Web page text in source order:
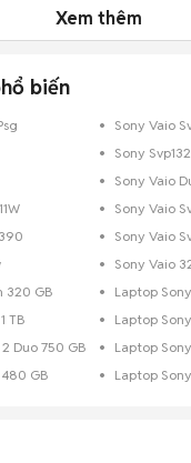
Xem thêm
biến
Sony Vaio
Sony
Sony Vaio
Sony Vaio
Sony Vaio
Sony Vaio
320 GB
Laptop
TB
Laptop
Duo 750 GB
Laptop Sony
GB
Laptop